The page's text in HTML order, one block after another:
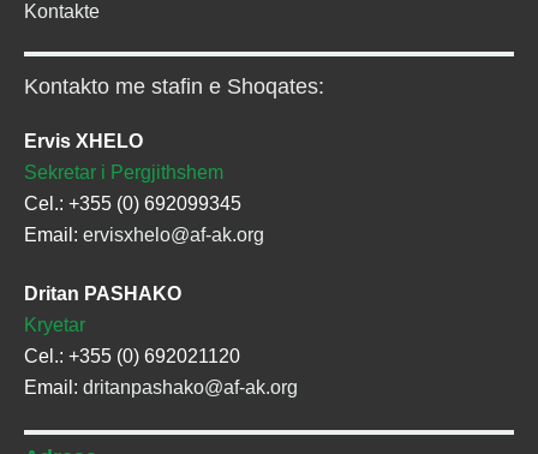
Kontakte
Kontakto me stafin e Shoqates:
Ervis XHELO
Sekretar i Pergjithshem
Cel.: +355 (0) 692099345
Email: ervisxhelo@af-ak.org
Dritan PASHAKO
Kryetar
Cel.: +355 (0) 692021120
Email: dritanpashako@af-ak.org